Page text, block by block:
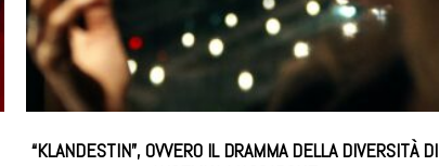
“KLANDESTIN”, OVVERO IL DRAMMA DELLA DIVERSITÀ DI